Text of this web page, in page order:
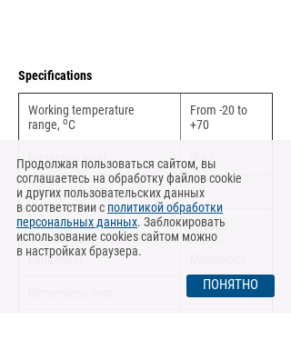
Specifications
Working temperature
range, oС
From -20 to
+70
Protection level IP67
Input current, W 1,5
Time to failure, h 100000
Equipment
140х130х110
Продолжая пользоваться сайтом, вы
соглашаетесь на обработку файлов cookie
и других пользовательских данных
в соответствии с политикой обработки
персональных данных. Заблокировать
использование cookies сайтом можно
в настройках браузера.
ПОНЯТНО